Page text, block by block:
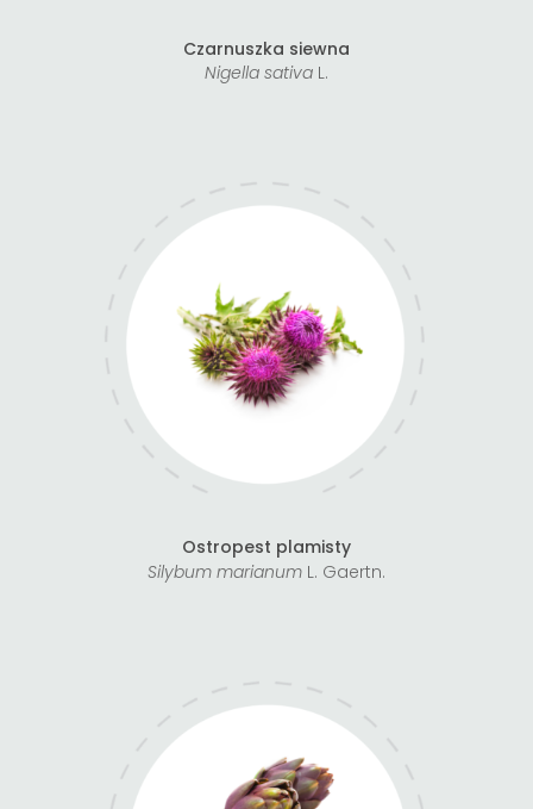
Czarnuszka siewna
Nigella sativa L.
Ostropest plamisty
Silybum marianumL. Gaertn.